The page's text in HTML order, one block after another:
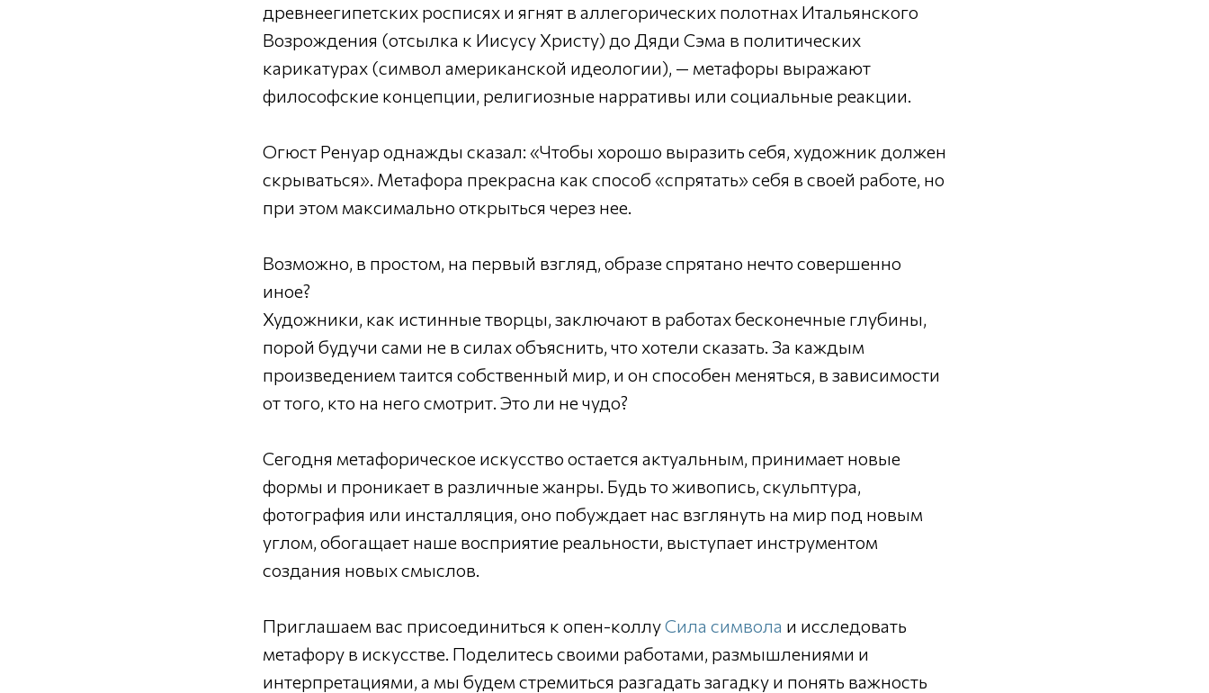
древнеегипетских росписях и ягнят в аллегорических полотнах Итальянского
Возрождения (отсылка к Иисусу Христу) до Дяди Сэма в политических
карикатурах (символ американской идеологии), — метафоры выражают
философские концепции, религиозные нарративы или социальные реакции.
Огюст Ренуар однажды сказал: «Чтобы хорошо выразить себя, художник должен
скрываться». Метафора прекрасна как способ «спрятать» себя в своей работе, но
при этом максимально открыться через нее.
Возможно, в простом, на первый взгляд, образе спрятано нечто совершенно
иное?
Художники, как истинные творцы, заключают в работах бесконечные глубины,
порой будучи сами не в силах объяснить, что хотели сказать. За каждым
произведением таится собственный мир, и он способен меняться, в зависимости
от того, кто на него смотрит. Это ли не чудо?
Сегодня метафорическое искусство остается актуальным, принимает новые
формы и проникает в различные жанры. Будь то живопись, скульптура,
фотография или инсталляция, оно побуждает нас взглянуть на мир под новым
углом, обогащает наше восприятие реальности, выступает инструментом
создания новых смыслов.
Приглашаем вас присоединиться к опен-коллуСила символа и исследовать
метафору в искусстве. Поделитесь своими работами, размышлениями и
интерпретациями, а мы будем стремиться разгадать загадку и понять важность